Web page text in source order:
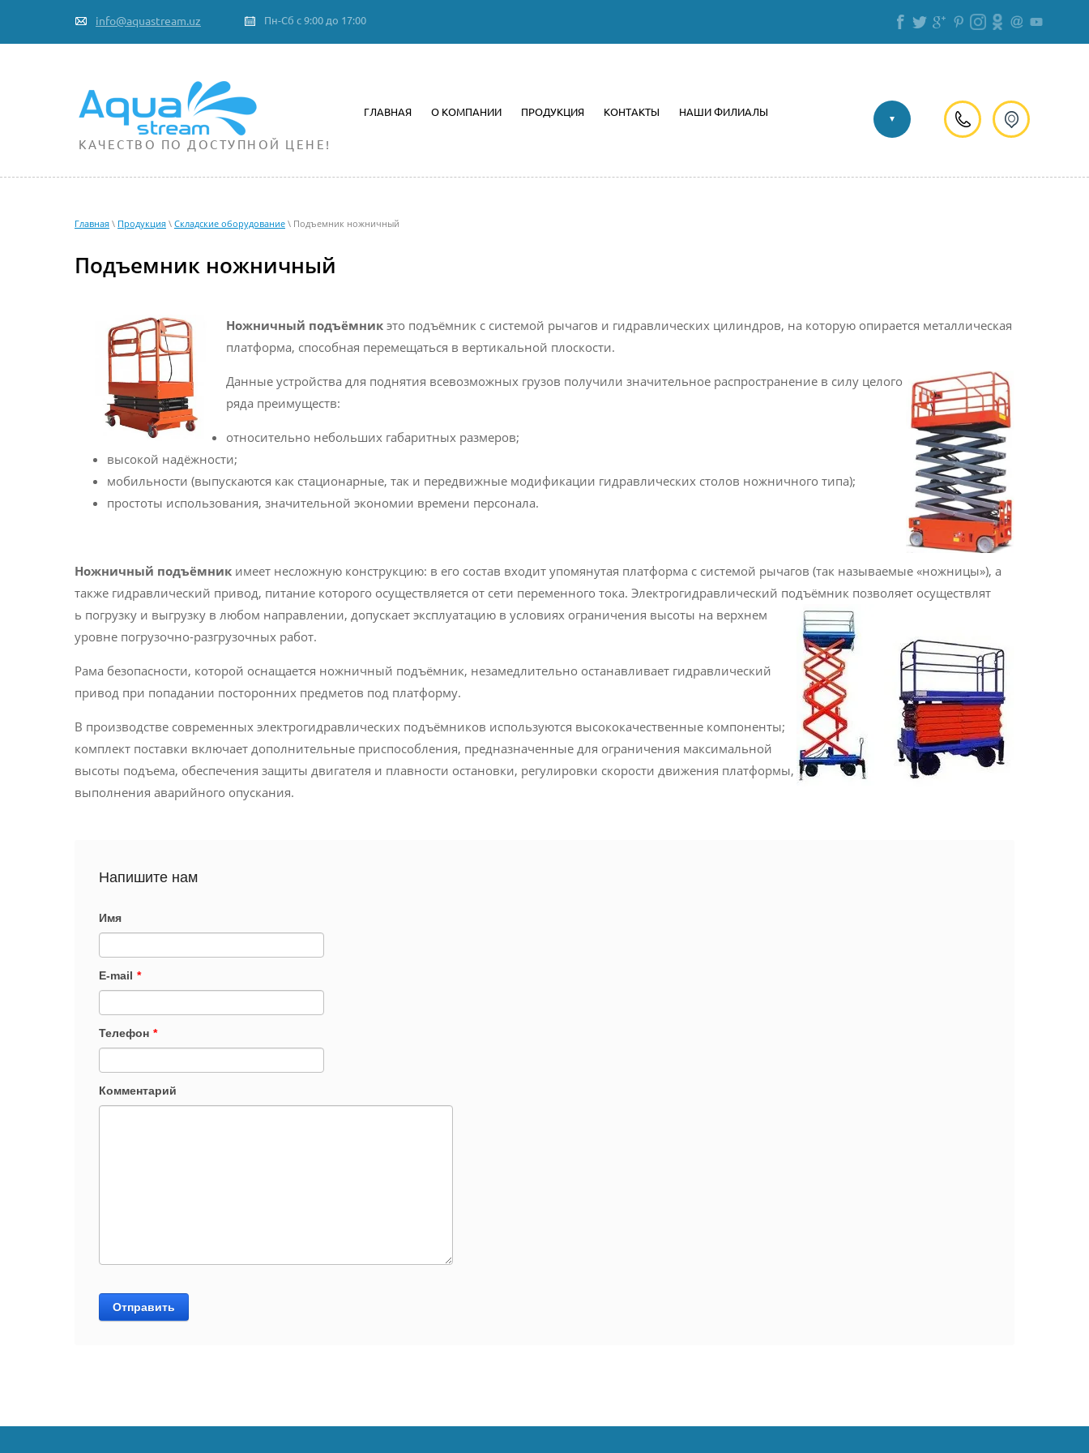
info@aquastream.uz Пн-Сб с 9:00 до 17:00
КАЧЕСТВО ПО ДОСТУПНОЙ ЦЕНЕ!
ГЛАВНАЯ О КОМПАНИИ ПРОДУКЦИЯ КОНТАКТЫ НАШИ ФИЛИАЛЫ ...
Главная \ Продукция \ Складские оборудование \ Подъемник ножничный
Подъемник ножничный
Ножничный подъёмник это подъёмник с системой рычагов и гидравлических цилиндров, на которую опирается металлическая
платформа, способная перемещаться в вертикальной плоскости.
Данные устройства для поднятия всевозможных грузов получили значительное распространение в силу целого
ряда преимуществ:
относительно небольших габаритных размеров;
высокой надёжности;
мобильности (выпускаются как стационарные, так и передвижные модификации гидравлических столов ножничного типа);
простоты использования, значительной экономии времени персонала.
Ножничный подъёмник имеет несложную конструкцию: в его состав входит упомянутая платформа с системой рычагов (так называемые «ножницы»), а
также гидравлический привод, питание которого осуществляется от сети переменного тока. Электрогидравлический подъёмник позволяет осуществлят
ь погрузку и выгрузку в любом направлении, допускает эксплуатацию в условиях ограничения высоты на верхнем
уровне погрузочно-разгрузочных работ.
Рама безопасности, которой оснащается ножничный подъёмник, незамедлительно останавливает гидравлический
привод при попадании посторонних предметов под платформу.
В производстве современных электрогидравлических подъёмников используются высококачественные компоненты;
комплект поставки включает дополнительные приспособления, предназначенные для ограничения максимальной
высоты подъема, обеспечения защиты двигателя и плавности остановки, регулировки скорости движения платформы,
выполнения аварийного опускания.
Напишите нам
Имя
E-mail *
Телефон *
Комментарий
Отправить